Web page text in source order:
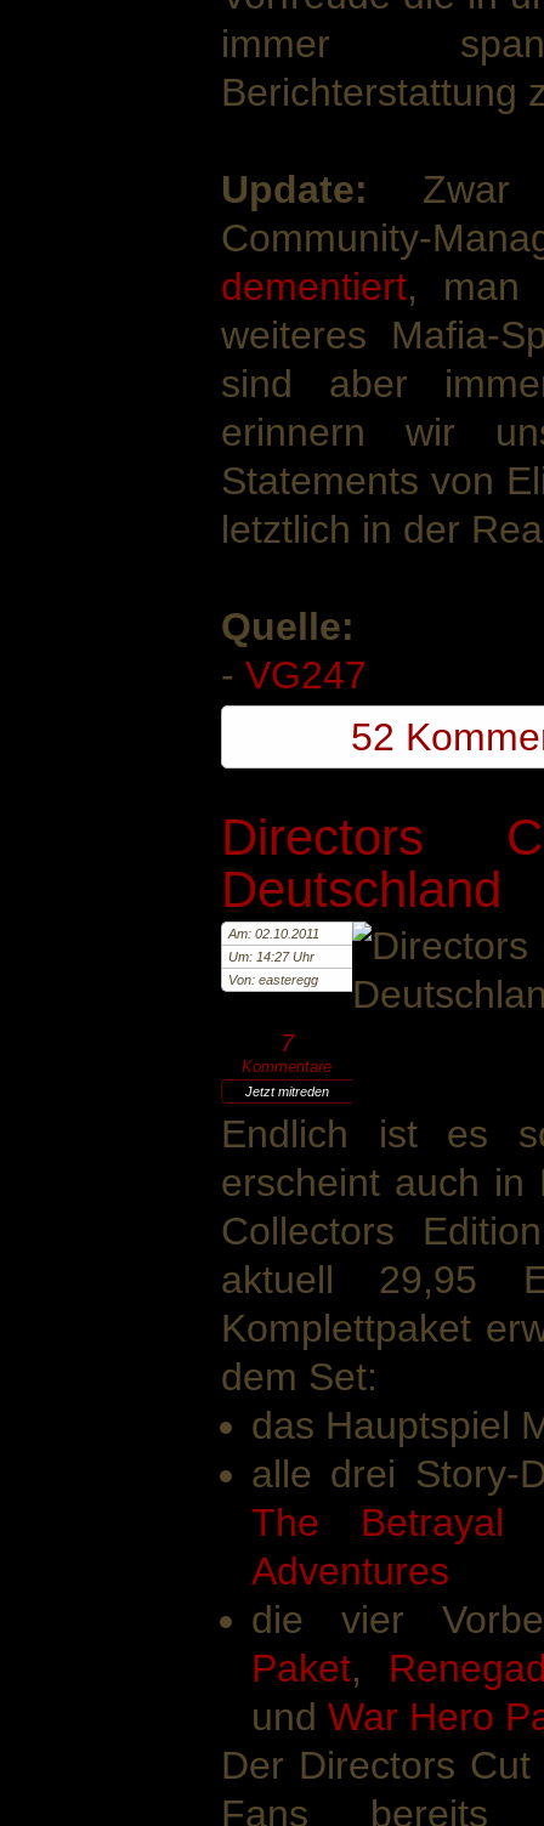
immer
Berichterstattung
Update: Zwar
Community-
dementiert, man
weiteres Mafia-
sind aber
erinnern wir
Statements von
letztlich in der
Quelle:
- VG247
52
Directors
Deutschland
Am: 02.10.2011
Um: 14:27 Uhr
Von: easteregg
7
Kommentare
Jetzt mitreden
Endlich ist es
erscheint auch in
Collectors
aktuell 29,95
Komplettpaket
dem Set:
das Hauptspiel
alle drei Story-
The Betrayal
Adventures
die vier
Paket,
und War Hero
Der Directors
Fans bereits